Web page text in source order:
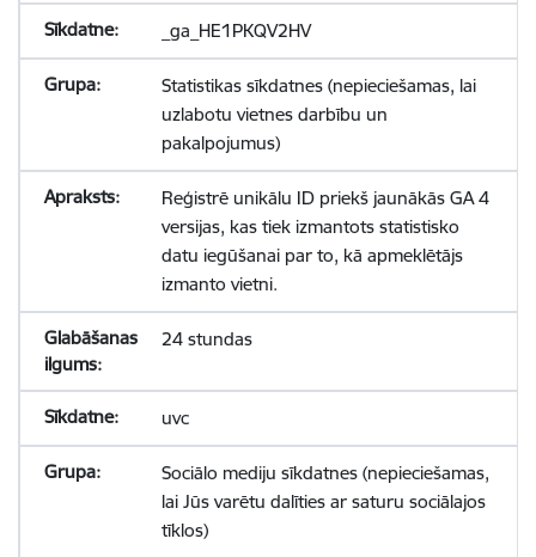
_ga_HE1PKQV2HV
Statistikas sīkdatnes (nepieciešamas, lai
uzlabotu vietnes darbību un
pakalpojumus)
Reģistrē unikālu ID priekš jaunākās GA 4
versijas, kas tiek izmantots statistisko
datu iegūšanai par to, kā apmeklētājs
izmanto vietni.
24 stundas
uvc
Sociālo mediju sīkdatnes (nepieciešamas,
lai Jūs varētu dalīties ar saturu sociālajos
tīklos)